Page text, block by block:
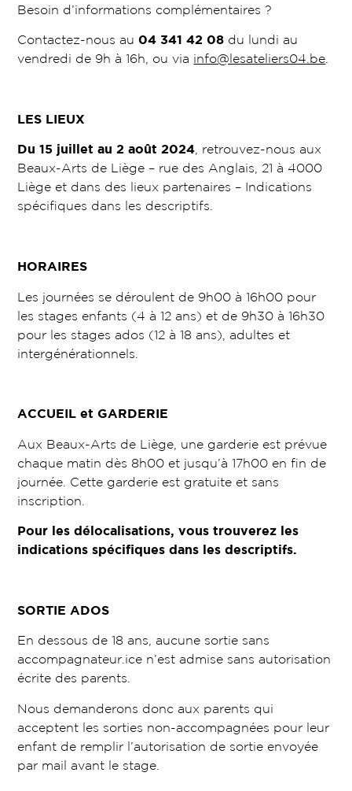
Besoin d’informations complémentaires ?
Contactez-nous au04 341 42 08 du lundi au
vendredi de 9h à 16h, ou via info@lesateliers04.be
LES LIEUX
Du 15 juillet au 2 août 2024 , retrouvez-nous aux
Beaux-Arts de Liège – rue des Anglais, 21 à 4000
Liège et dans des lieux partenaires – Indications
spécifiques dans les descriptifs.
HORAIRES
Les journées se déroulent de 9h00 à 16h00 pour
les stages enfants (4 à 12 ans) et de 9h30 à 16h30
pour les stages ados (12 à 18 ans), adultes et
intergénérationnels.
ACCUEIL et GARDERIE
Aux Beaux-Arts de Liège, une garderie est prévue
chaque matin dès 8h00 et jusqu’à 17h00 en fin de
journée. Cette garderie est gratuite et sans
inscription.
Pour les délocalisations, vous trouverez les
indications spécifiques dans les descriptifs.
SORTIE ADOS
En dessous de 18 ans, aucune sortie sans
accompagnateur.ice n’est admise sans autorisation
écrite des parents.
Nous demanderons donc aux parents qui
acceptent les sorties non-accompagnées pour leur
enfant de remplir l’autorisation de sortie envoyée
par mail avant le stage.